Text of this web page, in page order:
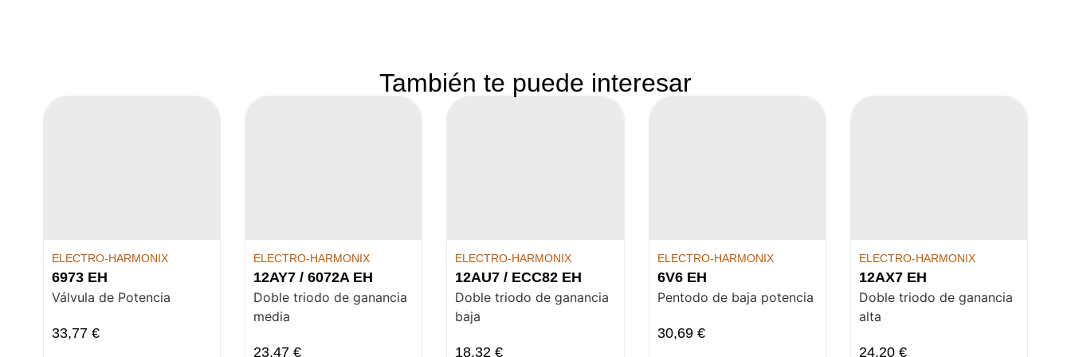
También te puede interesar
ELECTRO-HARMONIX
6973 EH
Válvula de Potencia
33,77 €
ELECTRO-HARMONIX
12AY7 / 6072A EH
Doble triodo de ganancia
media
23,47€
ELECTRO-HARMONIX
12AU7 / ECC82 EH
Doble triodo de ganancia
baja
18,32€
ELECTRO-HARMONIX
6V6 EH
Pentodo de baja potencia
30,69 €
ELECTRO-HARMONIX
12AX7 EH
Doble triodo de ganancia
alta
24,20 €